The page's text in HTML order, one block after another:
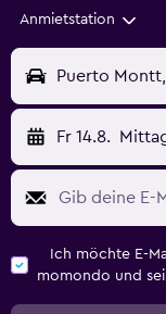
Anmietstation
Puerto
Fr 14.8.
Ich möchte E-
momondo und